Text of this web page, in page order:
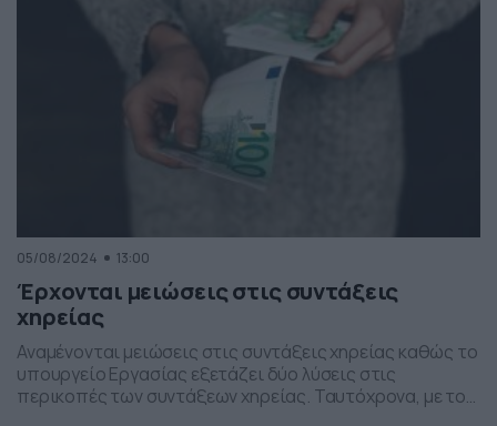
05/08/2024 13:00
Έρχονται μειώσεις στις συντάξεις
χηρείας
Αναμένονται μειώσεις στις συντάξεις χηρείας καθώς το
υπουργείο Εργασίας εξετάζει δύο λύσεις στις
περικοπές των συντάξεων χηρείας. Ταυτόχρονα, με το